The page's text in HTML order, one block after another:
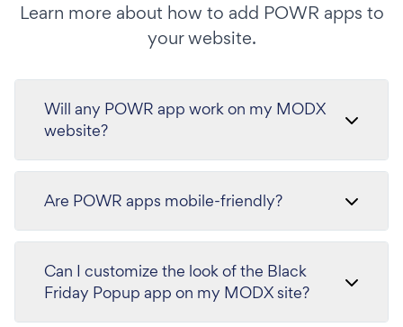
Learn more about how to add POWR apps to
your website.
Will any POWR app work on my MODX
website?
Are POWR apps mobile-friendly?
Can I customize the look of the Black
Friday Popup app on my MODX site?